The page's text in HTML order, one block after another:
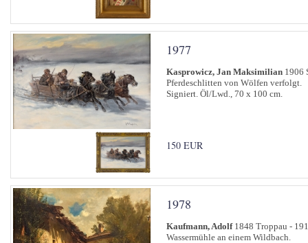
1977
Kasprowicz, Jan Maksimilian 1906
Pferdeschlitten von Wölfen verfolgt.
Signiert. Öl/Lwd., 70 x 100 cm.
150 EUR
1978
Kaufmann, Adolf1848 Troppau -
Wassermühle an einem Wildbach.